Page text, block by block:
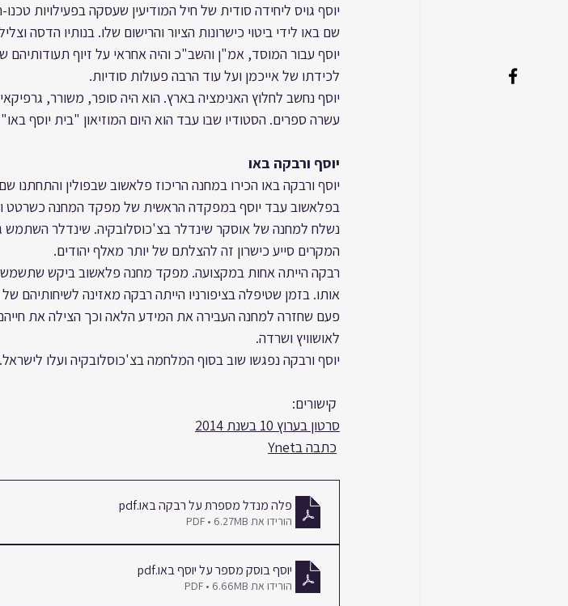
יוסף גויס ליחידה סודית של חיל המודיעין שעסקה בפעילויות
שם באו לידי ביטוי כישרונות הציור והרישום שלו. בנותיו הדסה
יוסף עבור המוסד, אמ"ן והשב"כ והיה אחראי על זיוף
לכידתו של אייכמן ועל עוד הרבה פעולות סודיות.
יוסף נחשב לחלוץ האנימציה בארץ. הוא היה סופר, משורר,
עשרה ספרים. הסטודיו שבו עבד הוא היום המוזיאון "בית יוסף
יוסף ורבקה באו
יוסף ורבקה באו הכירו במחנה הריכוז פלאשוב שבפולין והתחתנו
בפלאשוב עבד יוסף במפקדה הראשית של מפקד המחנה כשרטט
נשלח למחנה של אוסקר שינדלר בצ'כוסלובקיה. שינדלר השתמש
המקרים סייע כישרון זה להצלתם של יותר מאלף יהודים.
רבקההייתה אחות במקצועה. מפקד מחנה פלאשוב ביקש שתשמש
אותו. בזמן שטיפלה בציפורניו הייתה רבקה מאזינה לשיחותיהם
פעם שחזרה למחנה העבירה את המידע הלאה וכך הצילה את
לאושוויץ ושרדה.
יוסף ורבקה נפגשו שוב בסוף המלחמה בצ'כוסלובקיה ועלו לישראל.
קישורים:
סרטון בערוץ 10 בשנת 2014
כתבה בYnet
פלה מנדל מספרת על רבקה באו.pdf
הורידו את PDF • 6.27MB
יוסף בוסק מספר על יוסף באו.pdf
הורידו את PDF • 6.66MB